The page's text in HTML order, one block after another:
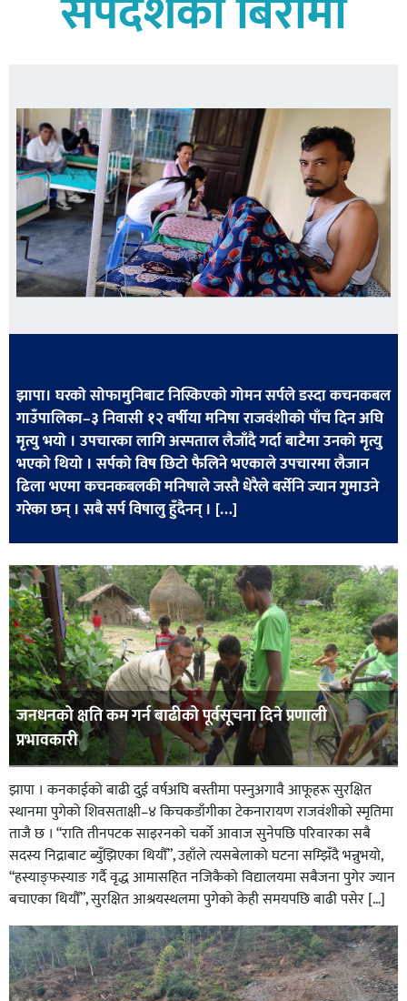
बागमती
मधेश
विशेष
राजनीति
प्रमुख
समाचार
राष्ट्रिय
अर्थ
खेलकुद
मनोरञ्जन
फोटो
भिडियो
अन्य
समाज
शिक्षा
विचार
स्वास्थ्य
झापा। घरको सोफामुनिबाट निस्किएको गोमन सर्पले डस्दा कचनकबल
गाउँपालिका–३ निवासी १२ वर्षीया मनिषा राजवंशीको पाँच दिन अघि
मृत्यु भयो । उपचारका लागि अस्पताल लैजाँदै गर्दा बाटैमा उनको मृत्यु
भएको थियो । सर्पको विष छिटो फैलिने भएकाले उपचारमा लैजान
ढिला भएमा कचनकबलकी मनिषाले जस्तै धेरैले बर्सेनि ज्यान गुमाउने
गरेका छन् । सबै सर्प विषालु हुँदैनन् । […]
जनधनको क्षति कम गर्न बाढीको पूर्वसूचना दिने प्रणाली
प्रभावकारी
झापा । कनकाईको बाढी दुई वर्षअघि बस्तीमा पस्नुअगावै आफूहरू सुरक्षित
स्थानमा पुगेको शिवसताक्षी–४ किचकडाँगीका टेकनारायण राजवंशीको स्मृतिमा
ताजै छ । “राति तीनपटक साइरनको चर्को आवाज सुनेपछि परिवारका सबै
सदस्य निद्राबाट ब्युँझिएका थियौँ”, उहाँले त्यसबेलाको घटना सम्झिँदै भन्नुभयो,
“हस्याङ्फस्याङ गर्दै वृद्ध आमासहित नजिकैको विद्यालयमा सबैजना पुगेर ज्यान
बचाएका थियौँ”, सुरक्षित आश्रयस्थलमा पुगेको केही समयपछि बाढी पसेर […]